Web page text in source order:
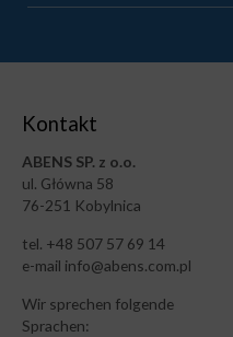
Kontakt
ABENS SP. z o.o.
ul. Główna 58
76-251 Kobylnica
tel. +48 507 57 69 14
e-mail info@abens.com.pl
Wir sprechen folgende
Sprachen: